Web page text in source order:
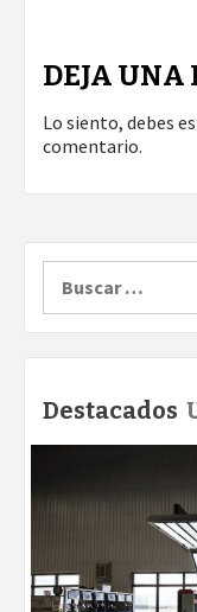
DEJA UNA
Lo siento, debes
comentario.
Destacados